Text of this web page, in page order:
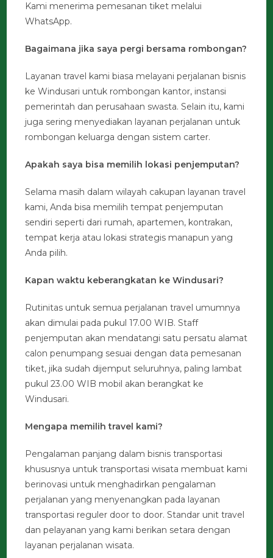
Kami menerima pemesanan tiket melalui
WhatsApp.
Bagaimana jika saya pergi bersama rombongan?
Layanan travel kami biasa melayani perjalanan bisnis
ke Windusari untuk rombongan kantor, instansi
pemerintah dan perusahaan swasta. Selain itu, kami
juga sering menyediakan layanan perjalanan untuk
rombongan keluarga dengan sistem carter.
Apakah saya bisa memilih lokasi penjemputan?
Selama masih dalam wilayah cakupan layanan travel
kami, Anda bisa memilih tempat penjemputan
sendiri seperti dari rumah, apartemen, kontrakan,
tempat kerja atau lokasi strategis manapun yang
Anda pilih.
Kapan waktu keberangkatan ke Windusari?
Rutinitas untuk semua perjalanan travel umumnya
akan dimulai pada pukul 17.00 WIB. Staff
penjemputan akan mendatangi satu persatu alamat
calon penumpang sesuai dengan data pemesanan
tiket, jika sudah dijemput seluruhnya, paling lambat
pukul 23.00 WIB mobil akan berangkat ke
Windusari.
Mengapa memilih travel kami?
Pengalaman panjang dalam bisnis transportasi
khususnya untuk transportasi wisata membuat kami
berinovasi untuk menghadirkan pengalaman
perjalanan yang menyenangkan pada layanan
transportasi reguler door to door. Standar unit travel
dan pelayanan yang kami berikan setara dengan
layanan perjalanan wisata.